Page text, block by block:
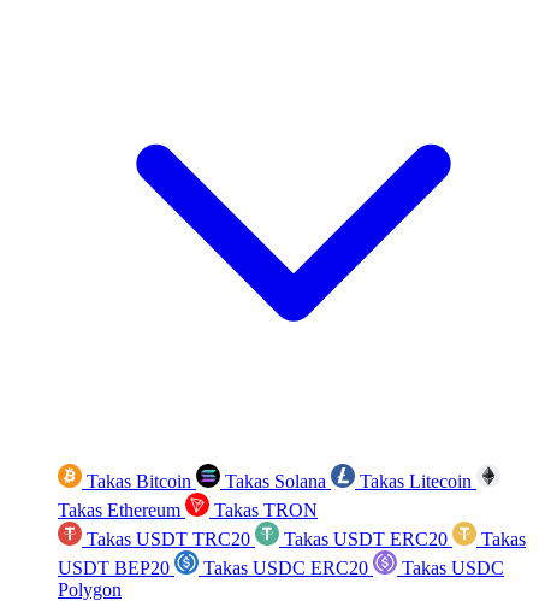
Takas Bitcoin Takas Solana
Takas Litecoin
Takas Ethereum
Takas TRON
Takas USDT TRC20
Takas USDT ERC20
Takas
USDT BEP20
Takas USDC ERC20
Takas USDC
Polygon